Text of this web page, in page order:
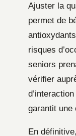
Ajuster la
permet de
risques
seniors
vérifier
garantit une
En